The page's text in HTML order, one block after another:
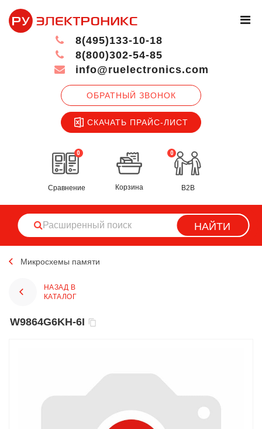
ОБРАТНЫЙ ЗВОНОК
СКАЧАТЬ ПРАЙС-ЛИСТ
8(495)133-10-18
8(800)302-54-85
info@ruelectronics.com
0
Сравнение
0
Корзина B2B
НАЙТИ
Микросхемы памяти
НАЗАД В
КАТАЛОГ
W9864G6KH-6I